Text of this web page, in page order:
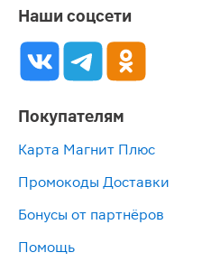
Наши соцсети
Покупателям
Карта Магнит Плюс
Промокоды Доставки
Бонусы от партнёров
Помощь